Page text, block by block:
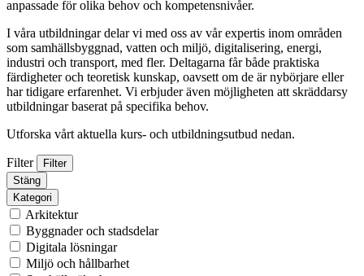
anpassade för olika behov och kompetensnivåer.
I våra utbildningar delar vi med oss av vår expertis inom områden
som samhällsbyggnad, vatten och miljö, digitalisering, energi,
industri och transport, med fler. Deltagarna får både praktiska
färdigheter och teoretisk kunskap, oavsett om de är nybörjare eller
har tidigare erfarenhet. Vi erbjuder även möjligheten att skräddarsy
utbildningar baserat på specifika behov.
Utforska vårt aktuella kurs- och utbildningsutbud nedan.
Filter
Filter
Stäng
Kategori
Arkitektur
Byggnader och stadsdelar
Digitala lösningar
Miljö och hållbarhet